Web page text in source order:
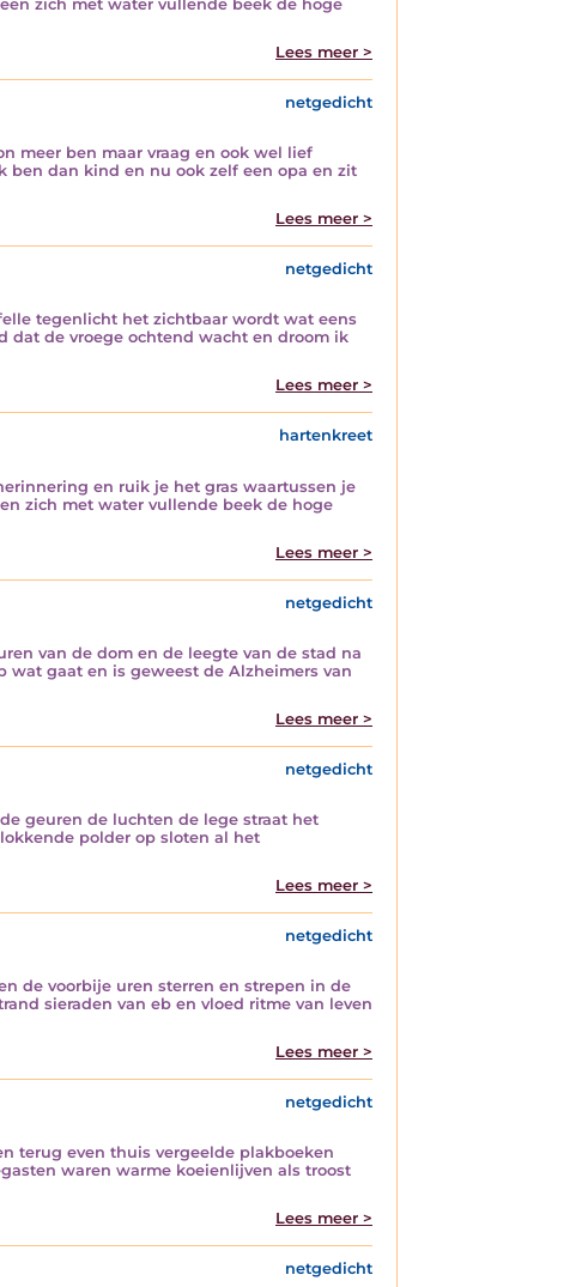
zich met water vullende beek de hoge
Lees meer >
netgedicht
meer ben maar vraag en ook wel lief
ben dan kind en nu ook zelf een opa en zit
Lees meer >
netgedicht
tegenlicht het zichtbaar wordt wat eens
dat de vroege ochtend wacht en droom ik
Lees meer >
hartenkreet
en ruik je het gras waartussen je
zich met water vullende beek de hoge
Lees meer >
netgedicht
van de dom en de leegte van de stad na
gaat en is geweest de Alzheimers van
Lees meer >
netgedicht
geuren de luchten de lege straat het
polder op sloten al het
Lees meer >
netgedicht
de voorbije uren sterren en strepen in de
sieraden van eb en vloed ritme van leven
Lees meer >
netgedicht
terug even thuis vergeelde plakboeken
waren warme koeienlijven als troost
Lees meer >
netgedicht